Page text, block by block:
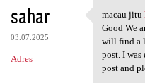
sahar
03.07.2025
Adres
macau
macau jitu
Good We
will find a
post. I was
post and